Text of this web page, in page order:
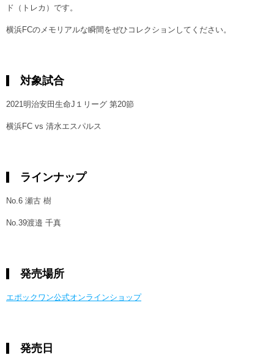
ド（トレカ）です。
横浜FCのメモリアルな瞬間をぜひコレクションしてください。
対象試合
2021明治安田生命J１リーグ 第20節
横浜FC vs 清水エスパルス
ラインナップ
No.6 瀬古 樹
No.39渡邉 千真
発売場所
エポックワン公式オンラインショップ
発売日